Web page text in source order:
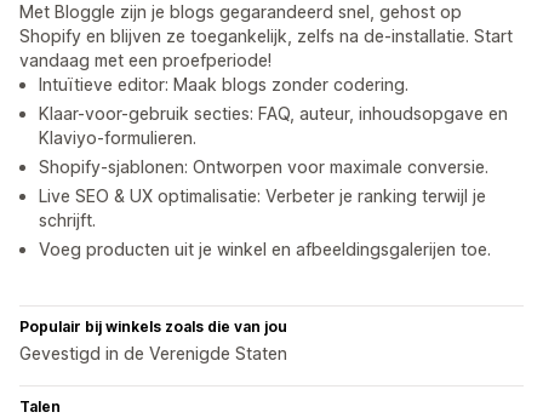
Met Bloggle zijn je blogs gegarandeerd snel, gehost op
Shopify en blijven ze toegankelijk, zelfs na de-installatie. Start
vandaag met een proefperiode!
Intuïtieve editor: Maak blogs zonder codering.
Klaar-voor-gebruik secties: FAQ, auteur, inhoudsopgave en
Klaviyo-formulieren.
Shopify-sjablonen: Ontworpen voor maximale conversie.
Live SEO & UX optimalisatie: Verbeter je ranking terwijl je
schrijft.
Voeg producten uit je winkel en afbeeldingsgalerijen toe.
Populair bij winkels zoals die van jou
Gevestigd in de Verenigde Staten
Talen